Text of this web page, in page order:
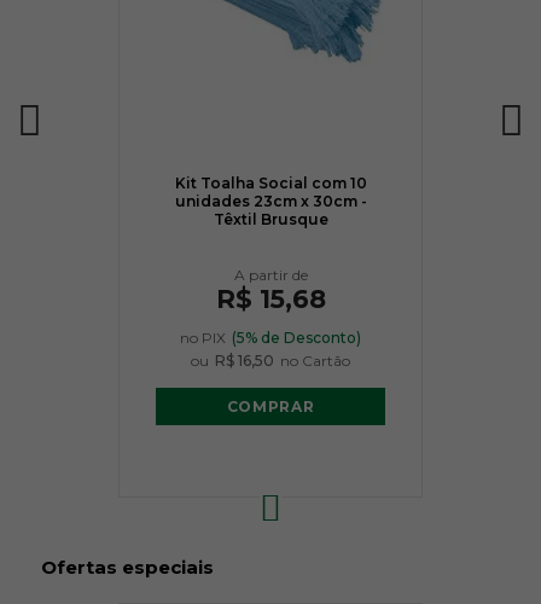
Kit Toalha Social com 10
unidades 23cm x 30cm -
Têxtil Brusque
R$ 15,68
no PIX (5% de Desconto)
ou R$ 16,50 no Cartão
COMPRAR
Ofertas especiais